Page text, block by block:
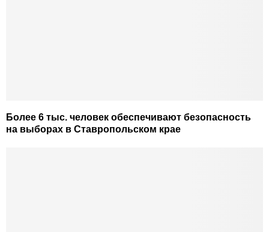
Более 6 тыс. человек обеспечивают безопасность
на выборах в Ставропольском крае